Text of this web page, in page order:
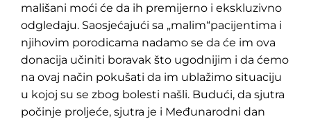
mališani moći će da ih premijerno i ekskluzivno
odgledaju. Saosjećajući sa „malim“pacijentima i
njihovim porodicama nadamo se da će im ova
donacija učiniti boravak što ugodnijim i da ćemo
na ovaj način pokušati da im ublažimo situaciju
u kojoj su se zbog bolesti našli. Budući, da sjutra
počinje proljeće, sjutra je i Međunarodni dan